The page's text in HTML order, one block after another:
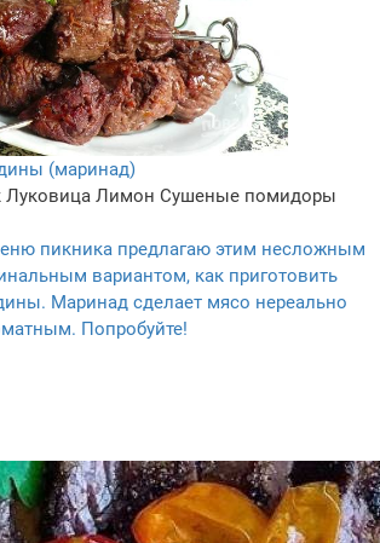
(маринад)
Луковица Лимон Сушеные помидоры
пикника предлагаю этим несложным
вариантом, как приготовить
Маринад сделает мясо нереально
Попробуйте!